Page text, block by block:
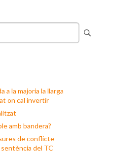
a la majoria la llarga
on cal invertir
amb bandera?
de conflicte
del TC